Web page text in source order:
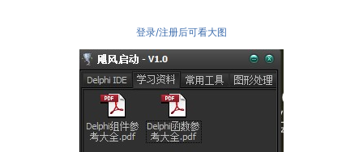
登录/注册后可看大图